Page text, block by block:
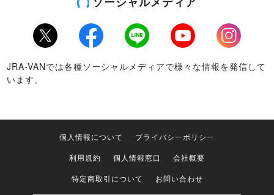
Twitter Facebook LINE Youtube
Instagram
JRA-VANでは各種ソーシャルメディアで様々な情報を発信して
います。
個人情報について
プライバシーポリシー
利用規約
個人情報窓口
会社概要
特定商取引について
お問い合わせ